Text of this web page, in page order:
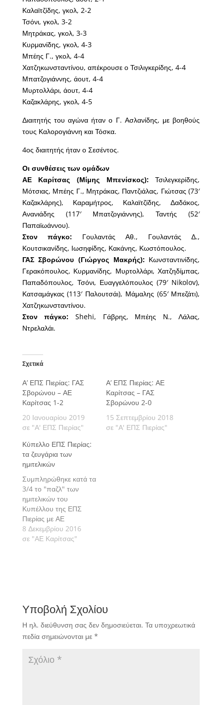
Καλαϊτζίδης, γκολ, 2-2
Τσόνι, γκολ, 3-2
Μητράκας, γκολ, 3-3
Κυρμανίδης, γκολ, 4-3
Μπέης Γ., γκολ, 4-4
Χατζηκωνσταντίνου, απέκρουσε ο Τσιλιγκερίδης, 4-4
Μπατζογιάννης, άουτ, 4-4
Μυρτολλάρι, άουτ, 4-4
Καζακλάρης, γκολ, 4-5
Διαιτητής του αγώνα ήταν ο Γ. Ασλανίδης, με βοηθούς
τους Καλορογιάννη και Τόσκα.
4ος διαιτητής ήταν ο Σεσέντος.
Οι συνθέσεις των ομάδων
ΑΕ Καρίτσας (Μίμης Μπενίσκος):Τσιλεγκερίδης,
Μότσιας, Μπέης Γ., Μητράκας, Παντζιάλας, Γιώτσας (73′
Καζακλάρης), Καραμήτρος, Καλαϊτζίδης, Δαδάκος,
Ανανιάδης (117′ Μπατζογιάννης), Ταντής (52′
Παπαϊωάννου).
Στον πάγκο: Γουλαντάς Αθ., Γουλαντάς Δ.,
Κουτσικανίδης, Ιωσηφίδης, Κακάνης, Κωστόπουλος.
ΓΑΣ Σβορώνου (Γιώργος Μακρής):Κωνσταντινίδης,
Γερακόπουλος, Κυρμανίδης, Μυρτολλάρι, Χατζηδίμπας,
Παπαδόπουλος, Τσόνι, Ευαγγελόπουλος (79′ Nikolov),
Κατσαμάγκας (113′ Παλουτσάι), Μάμαλης (65′ Μπεζάτι),
Χατζηκωνσταντίνου.
Στον πάγκο: Shehi, Γάβρης, Μπέης Ν., Λάλας,
Ντρελαλάι.
Σχετικά
Α’ ΕΠΣ Πιερίας: ΓΑΣ
Σβορώνου – ΑΕ
Καρίτσας 1-2
20 Ιανουαρίου 2019
σε "Α' ΕΠΣ Πιερίας"
Α’ ΕΠΣ Πιερίας: ΑΕ
Καρίτσας – ΓΑΣ
Σβορώνου 2-0
15 Σεπτεμβρίου 2018
σε "Α' ΕΠΣ Πιερίας"
Κύπελλο ΕΠΣ Πιερίας:
τα ζευγάρια των
ημιτελικών
Συμπληρώθηκε κατά τα
3/4 το "παζλ" των
ημιτελικών του
Κυπέλλου της ΕΠΣ
Πιερίας με ΑΕ
Ποσειδών Νέων
Πόρων, ΓΑΣ Σβορώνου
που θα διεξαχθεί την
επόμενη Τετάρτη στο
γήπεδο του Κορινού,
από όπου θα
8 Δεκεμβρίου 2016
σε "ΑΕ Καρίτσας"
Υποβολή Σχολίου
Η ηλ. διεύθυνση σας δεν δημοσιεύεται. Τα υποχρεωτικά
πεδία σημειώνονται με *